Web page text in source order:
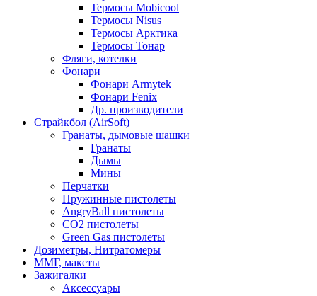
Термосы Mobicool
Термосы Nisus
Термосы Арктика
Термосы Тонар
Фляги, котелки
Фонари
Фонари Armytek
Фонари Fenix
Др. производители
Страйкбол (AirSoft)
Гранаты, дымовые шашки
Гранаты
Дымы
Мины
Перчатки
Пружинные пистолеты
AngryBall пистолеты
CO2 пистолеты
Green Gas пистолеты
Дозиметры, Нитратомеры
ММГ, макеты
Зажигалки
Аксессуары